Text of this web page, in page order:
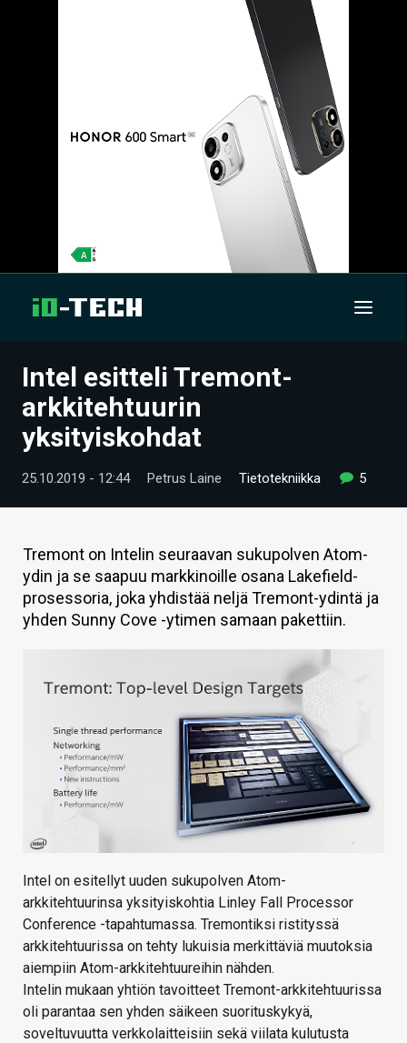
UUTISET
ARTIKKELIT
VIDEOT
TECHBBS
TIETOA
HINTA.FI
KAUPPA
HAKU
Intel esitteli Tremont-
arkkitehtuurin
yksityiskohdat
25.10.2019 - 12:44 Petrus Laine Tietotekniikka 5
Tremont on Intelin seuraavan sukupolven Atom-
ydin ja se saapuu markkinoille osana Lakefield-
prosessoria, joka yhdistää neljä Tremont-ydintä ja
yhden Sunny Cove -ytimen samaan pakettiin.
Intel on esitellyt uuden sukupolven Atom-
arkkitehtuurinsa yksityiskohtia Linley Fall Processor
Conference -tapahtumassa. Tremontiksi ristityssä
arkkitehtuurissa on tehty lukuisia merkittäviä muutoksia
aiempiin Atom-arkkitehtuureihin nähden.
Intelin mukaan yhtiön tavoitteet Tremont-arkkitehtuurissa
oli parantaa sen yhden säikeen suorituskykyä,
soveltuvuutta verkkolaitteisiin sekä viilata kulutusta